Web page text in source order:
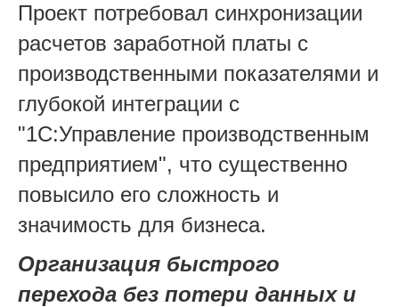
Проект потребовал синхронизации
расчетов заработной платы с
производственными показателями и
глубокой интеграции с
"1С:Управление производственным
предприятием", что существенно
повысило его сложность и
значимость для бизнеса.
Организация быстрого
перехода без потери данных и